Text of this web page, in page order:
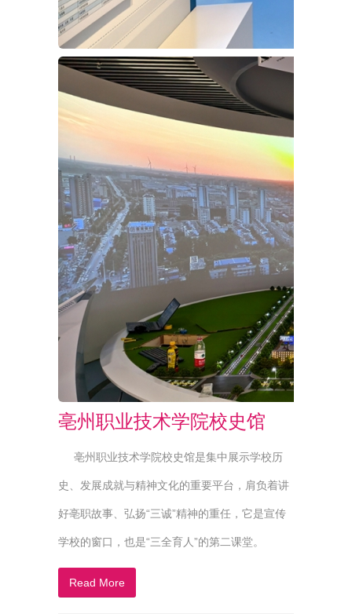
亳州职业技术学院校史馆
亳州职业技术学院校史馆是集中展示学校历
史、发展成就与精神文化的重要平台，肩负着讲
好亳职故事、弘扬“三诚”精神的重任，它是宣传
学校的窗口，也是“三全育人”的第二课堂。
Read More